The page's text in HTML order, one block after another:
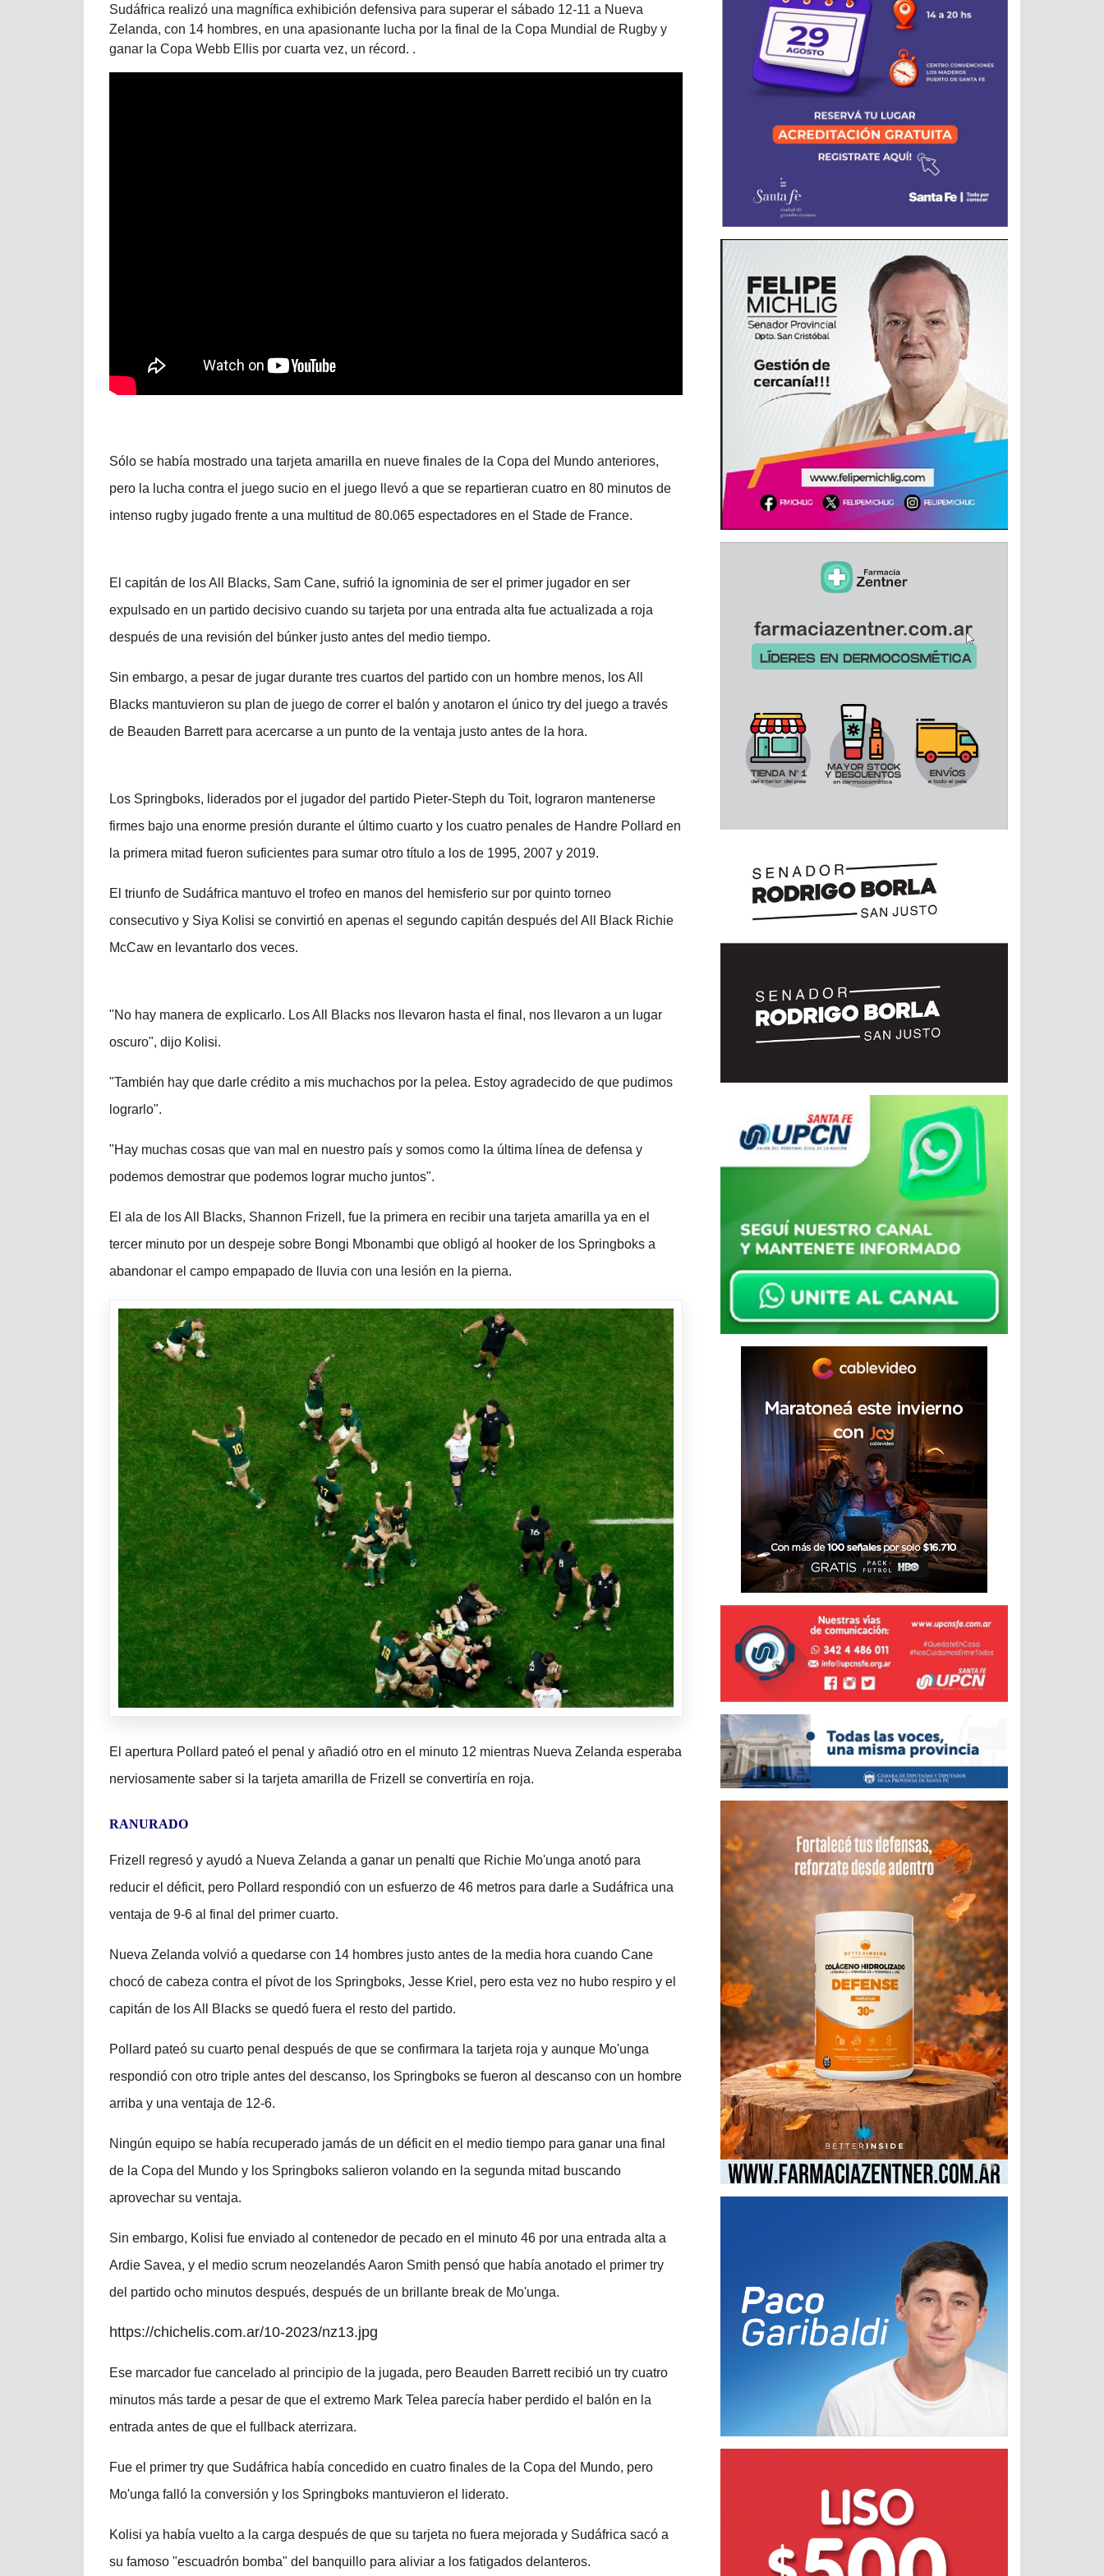
Sudáfrica realizó una magnífica exhibición defensiva para superar el sábado 12-11 a Nueva
Zelanda, con 14 hombres, en una apasionante lucha por la final de la Copa Mundial de Rugby y
ganar la Copa Webb Ellis por cuarta vez, un récord. .
Sólo se había mostrado una tarjeta amarilla en nueve finales de la Copa del Mundo anteriores,
pero la lucha contra el juego sucio en el juego llevó a que se repartieran cuatro en 80 minutos de
intenso rugby jugado frente a una multitud de 80.065 espectadores en el Stade de France.
El capitán de los All Blacks, Sam Cane, sufrió la ignominia de ser el primer jugador en ser
expulsado en un partido decisivo cuando su tarjeta por una entrada alta fue actualizada a roja
después de una revisión del búnker justo antes del medio tiempo.
Sin embargo, a pesar de jugar durante tres cuartos del partido con un hombre menos, los All
Blacks mantuvieron su plan de juego de correr el balón y anotaron el único try del juego a través
de Beauden Barrett para acercarse a un punto de la ventaja justo antes de la hora.
Los Springboks, liderados por el jugador del partido Pieter-Steph du Toit, lograron mantenerse
firmes bajo una enorme presión durante el último cuarto y los cuatro penales de Handre Pollard en
la primera mitad fueron suficientes para sumar otro título a los de 1995, 2007 y 2019.
El triunfo de Sudáfrica mantuvo el trofeo en manos del hemisferio sur por quinto torneo
consecutivo y Siya Kolisi se convirtió en apenas el segundo capitán después del All Black Richie
McCaw en levantarlo dos veces.
"No hay manera de explicarlo. Los All Blacks nos llevaron hasta el final, nos llevaron a un lugar
oscuro", dijo Kolisi.
"También hay que darle crédito a mis muchachos por la pelea. Estoy agradecido de que pudimos
lograrlo".
"Hay muchas cosas que van mal en nuestro país y somos como la última línea de defensa y
podemos demostrar que podemos lograr mucho juntos".
El ala de los All Blacks, Shannon Frizell, fue la primera en recibir una tarjeta amarilla ya en el
tercer minuto por un despeje sobre Bongi Mbonambi que obligó al hooker de los Springboks a
abandonar el campo empapado de lluvia con una lesión en la pierna.
El apertura Pollard pateó el penal y añadió otro en el minuto 12 mientras Nueva Zelanda esperaba
nerviosamente saber si la tarjeta amarilla de Frizell se convertiría en roja.
RANURADO
Frizell regresó y ayudó a Nueva Zelanda a ganar un penalti que Richie Mo'unga anotó para
reducir el déficit, pero Pollard respondió con un esfuerzo de 46 metros para darle a Sudáfrica una
ventaja de 9-6 al final del primer cuarto.
Nueva Zelanda volvió a quedarse con 14 hombres justo antes de la media hora cuando Cane
chocó de cabeza contra el pívot de los Springboks, Jesse Kriel, pero esta vez no hubo respiro y el
capitán de los All Blacks se quedó fuera el resto del partido.
Pollard pateó su cuarto penal después de que se confirmara la tarjeta roja y aunque Mo'unga
respondió con otro triple antes del descanso, los Springboks se fueron al descanso con un hombre
arriba y una ventaja de 12-6.
Ningún equipo se había recuperado jamás de un déficit en el medio tiempo para ganar una final
de la Copa del Mundo y los Springboks salieron volando en la segunda mitad buscando
aprovechar su ventaja.
Sin embargo, Kolisi fue enviado al contenedor de pecado en el minuto 46 por una entrada alta a
Ardie Savea, y el medio scrum neozelandés Aaron Smith pensó que había anotado el primer try
del partido ocho minutos después, después de un brillante break de Mo'unga.
https://chichelis.com.ar/10-2023/nz13.jpg
Ese marcador fue cancelado al principio de la jugada, pero Beauden Barrett recibió un try cuatro
minutos más tarde a pesar de que el extremo Mark Telea parecía haber perdido el balón en la
entrada antes de que el fullback aterrizara.
Fue el primer try que Sudáfrica había concedido en cuatro finales de la Copa del Mundo, pero
Mo'unga falló la conversión y los Springboks mantuvieron el liderato.
Kolisi ya había vuelto a la carga después de que su tarjeta no fuera mejorada y Sudáfrica sacó a
su famoso "escuadrón bomba" del banquillo para aliviar a los fatigados delanteros.